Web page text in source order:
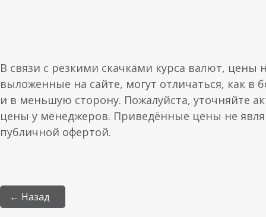
В связи с резкими скачками курса валют, цены
выложенные на сайте, могут отличаться, как в
и в меньшую сторону. Пожалуйста, уточняйте
цены у менеджеров. Приведённые цены не
публичной офертой.
← Назад